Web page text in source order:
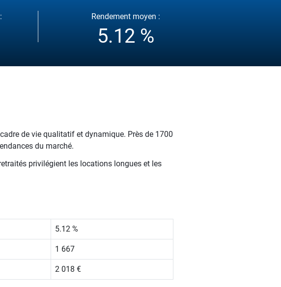
Rendement moyen :
5.12 %
de vie qualitatif et dynamique. Près de 1700
du marché.
privilégient les locations longues et les
5.12 %
1 667
2 018 €